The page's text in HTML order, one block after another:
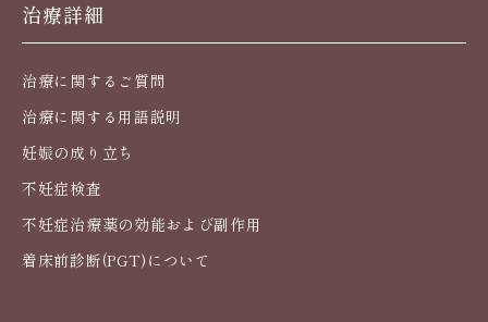
治療詳細
治療に関するご質問
治療に関する用語説明
妊娠の成り立ち
不妊症検査
不妊症治療薬の効能および副作用
着床前診断(PGT)について